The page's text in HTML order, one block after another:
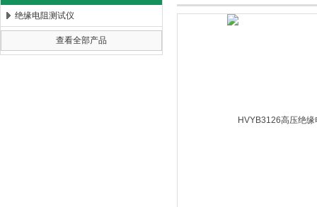
扬州海沃电气科技发展有限公司
绝缘电阻测试仪
查看全部产品